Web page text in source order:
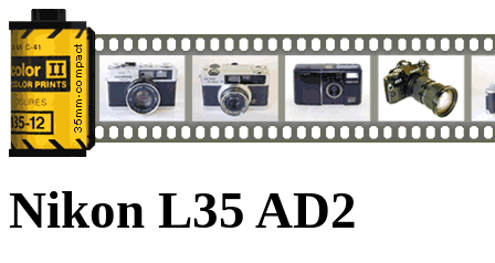
Nikon L35 AD2